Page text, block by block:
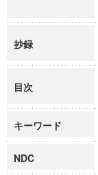
抄録
目次
キーワード
NDC